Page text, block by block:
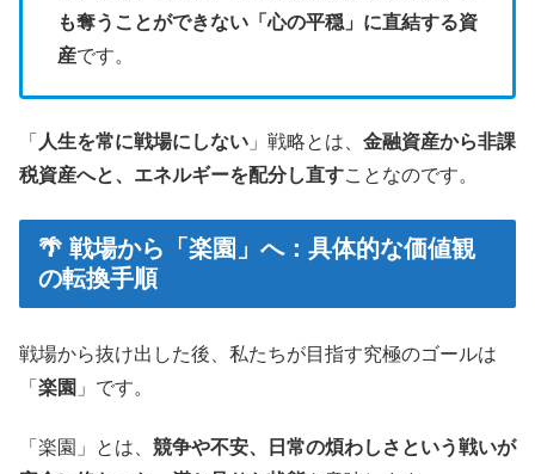
も奪うことができない「心の平穏」に直結する資
産です。
「 人生を常に戦場にしない 」戦略とは、 金融資産から非課
税資産へと、エネルギーを配分し直すことなのです。
🌴 戦場から「楽園」へ：具体的な価値観
の転換手順
戦場から抜け出した後、私たちが目指す究極のゴールは
「 楽園 」です。
「楽園」とは、 競争や不安、日常の煩わしさという戦いが